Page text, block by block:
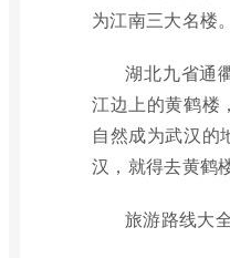
为江南三大名楼。
湖北九省通
江边上的黄鹤楼
自然成为武汉的
汉，就得去黄鹤楼
旅游路线大